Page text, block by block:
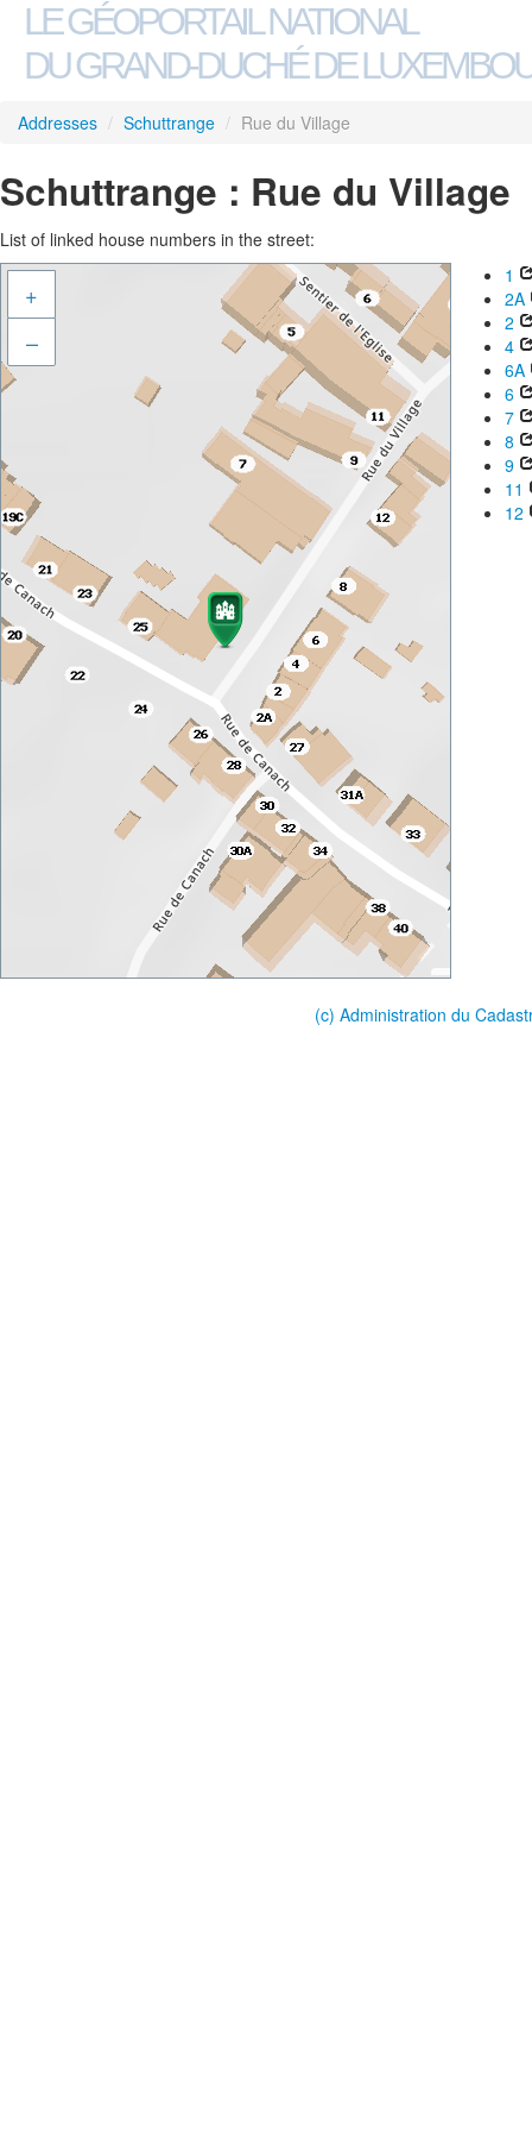
LE GÉOPORTAIL NATIONAL
DU GRAND-DUCHÉ DE
Addresses / Schuttrange / Rue du Village
Schuttrange : Rue du Village
List of linked house numbers in the street:
+
–
1
2A
2
4
6A
6
7
8
9
11
12
(c) Administration du